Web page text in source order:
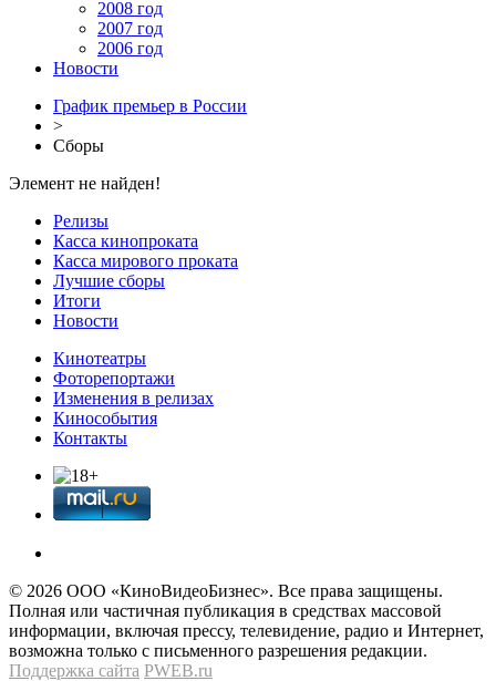
2008 год
2007 год
2006 год
Новости
График премьер в России
>
Сборы
Элемент не найден!
Релизы
Касса кинопроката
Касса мирового проката
Лучшие сборы
Итоги
Новости
Кинотеатры
Фоторепортажи
Изменения в релизах
Кинособытия
Контакты
© 2026 OOО «КиноВидеоБизнес». Все права защищены.
Полная или частичная публикация в средствах массовой
информации, включая прессу, телевидение, радио и Интернет,
возможна только с письменного разрешения редакции.
Поддержка сайта PWEB.ru